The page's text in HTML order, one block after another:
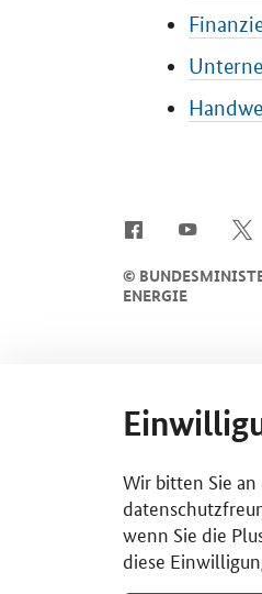
©
ENERGIE
Wir bitten Sie
wenn Sie die
diese